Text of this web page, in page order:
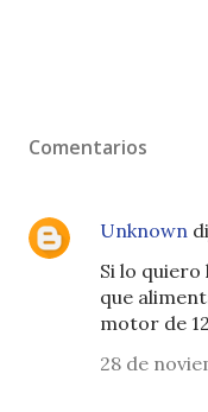
Comentarios
Unknown
Si lo
que
motor de
28 de